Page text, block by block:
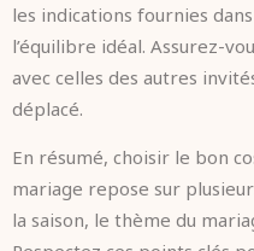
les indications fournies
l’équilibre idéal. Assurez-
avec celles des autres
déplacé.
En résumé, choisir le bon
mariage repose sur
la saison, le thème du